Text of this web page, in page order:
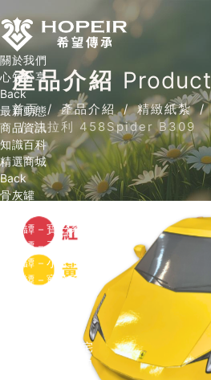
關於我們
心知分享
Back
最新動態
商品資訊
知識百科
精選商城
Back
骨灰罐
骨灰罈－寶石系列
骨灰罈－玉石系列
骨灰罈－小天使系列
骨灰罈－寵物系列
紙紮屋．大型自宅
紙紮屋．環保爐口
產品介紹 Product
首頁 產品介紹 精緻紙紮
法拉利 458Spider B309